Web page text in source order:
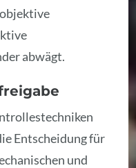
abwägt.
Entscheidung für
und